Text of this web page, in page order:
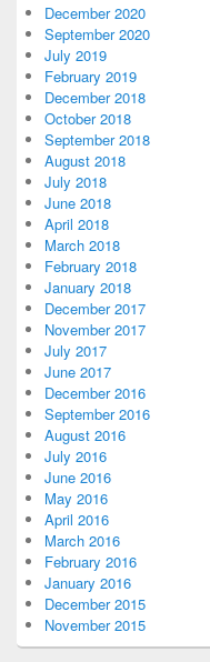
December 2020
September 2020
July 2019
February 2019
December 2018
October 2018
September 2018
August 2018
July 2018
June 2018
April 2018
March 2018
February 2018
January 2018
December 2017
November 2017
July 2017
June 2017
December 2016
September 2016
August 2016
July 2016
June 2016
May 2016
April 2016
March 2016
February 2016
January 2016
December 2015
November 2015